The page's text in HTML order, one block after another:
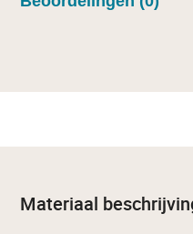
Materiaal